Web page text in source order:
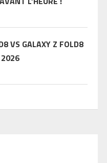
VS GALAXY Z FOLD8
2026